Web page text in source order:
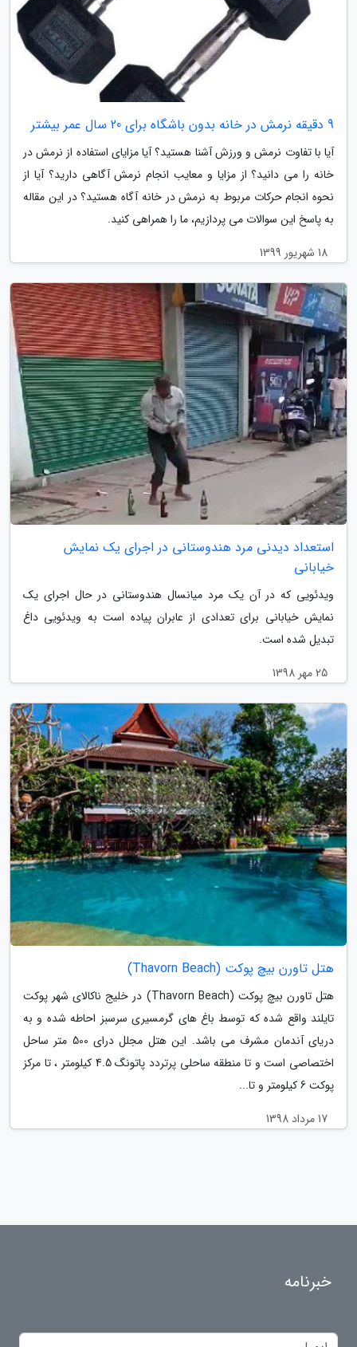
9 دقیقه نرمش در خانه بدون باشگاه برای 20 سال عمر بیشتر
آیا با تفاوت نرمش و ورزش آشنا هستید؟ آیا مزایای استفاده از نرمش در
خانه را می دانید؟ از مزایا و معایب انجام نرمش آگاهی دارید؟ آیا از
نحوه انجام حرکات مربوط به نرمش در خانه آگاه هستید؟ در این مقاله
به پاسخ این سوالات می پردازیم، ما را همراهی کنید.
18 شهریور 1399
استعداد دیدنی مرد هندوستانی در اجرای یک نمایش
خیابانی
ویدئویی که در آن یک مرد میانسال هندوستانی در حال اجرای یک
نمایش خیابانی برای تعدادی از عابران پیاده است به ویدئویی داغ
تبدیل شده است.
25 مهر 1398
هتل تاورن بیچ پوکت (Thavorn Beach)
هتل تاورن بیچ پوکت (Thavorn Beach) در خلیج ناکالای شهر پوکت
تایلند واقع شده که توسط باغ های گرمسیری سرسبز احاطه شده و به
دریای آندمان مشرف می باشد. این هتل مجلل درای 500 متر ساحل
اختصاصی است و تا منطقه ساحلی پرتردد پاتونگ 4.5 کیلومتر ، تا مرکز
پوکت 6 کیلومتر و تا...
17 مرداد 1398
خبرنامه